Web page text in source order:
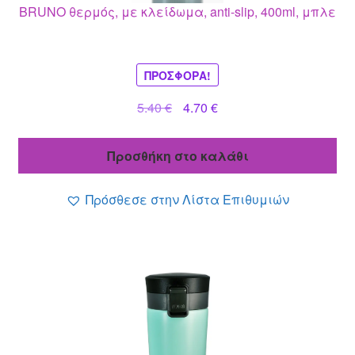
BRUNO θερμός, με κλείδωμα, anti-slip, 400ml, μπλε
ΠΡΟΣΦΟΡΆ!
5.40€
Original
5.40 €.
4.70 €Η
είναι:
Προσθήκη στο καλάθι
Πρόσθεσε στην Λίστα Επιθυμιών